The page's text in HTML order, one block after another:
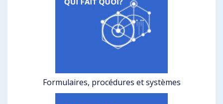
Formulaires, procédures et systèmes